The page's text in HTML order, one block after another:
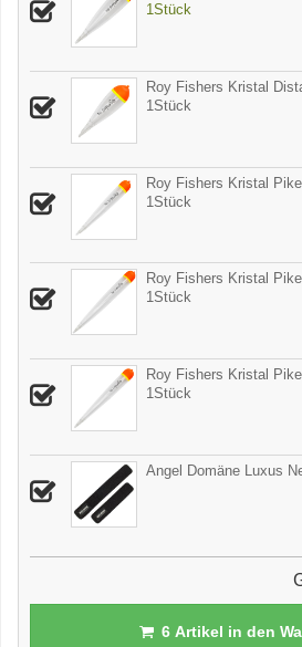
1Stück
Roy Fishers Kristal
1Stück
Roy Fishers Kristal
1Stück
Roy Fishers Kristal
1Stück
Roy Fishers Kristal
1Stück
Angel Domäne Luxus
6Artikel in den